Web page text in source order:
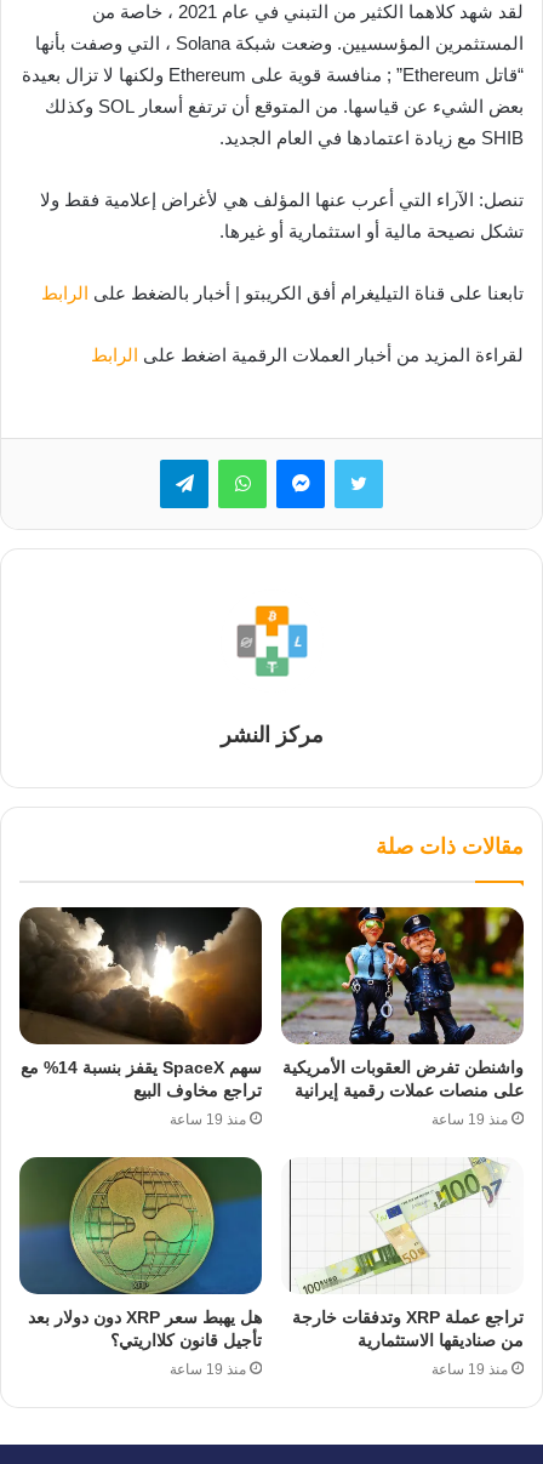
لقد شهد كلاهما الكثير من التبني في عام 2021 ، خاصة من
المستثمرين المؤسسيين. وضعت شبكة Solana ، التي وصفت بأنها
“قاتل Ethereum” ; منافسة قوية على Ethereum ولكنها لا تزال بعيدة
بعض الشيء عن قياسها. من المتوقع أن ترتفع أسعار SOL وكذلك
SHIB مع زيادة اعتمادها في العام الجديد.
تنصل: الآراء التي أعرب عنها المؤلف هي لأغراض إعلامية فقط ولا
تشكل نصيحة مالية أو استثمارية أو غيرها.
تابعنا على قناة التيليغرام أفق الكريبتو | أخبار بالضغط على الرابط
لقراءة المزيد من أخبار العملات الرقمية اضغط على الرابط
تويتر ماسنجرواتساب تيلقرام
مركز النشر
مقالات ذات صلة
واشنطن تفرض العقوبات الأمريكية
على منصات عملات رقمية إيرانية
منذ 19 ساعة
سهم SpaceX يقفز بنسبة 14% مع
تراجع مخاوف البيع
منذ 19 ساعة
تراجع عملة XRP وتدفقات خارجة
من صناديقها الاستثمارية
منذ 19 ساعة
هل يهبط سعر XRP دون دولار بعد
تأجيل قانون كلااريتي؟
منذ 19 ساعة